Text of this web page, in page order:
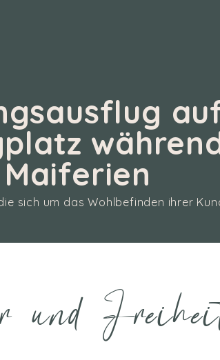
Maiferien
sich um das Wohlbefinden ihrer
und